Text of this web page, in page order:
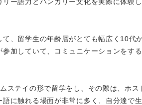
、留学生の年齢層がとても幅広く10代
加していて、コミュニケーションをす
ステイの形で留学をし、その際は、ホ
語に触れる場面が非常に多く、自分達で